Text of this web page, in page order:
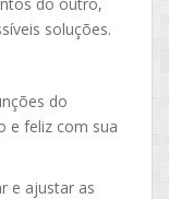
soluções.
do
e feliz com sua
e ajustar as